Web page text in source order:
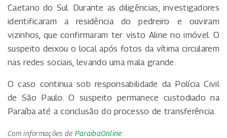
Caetano do Sul. Durante as diligências, investigadores
identificaram a residência do pedreiro e ouviram
vizinhos, que confirmaram ter visto Aline no imóvel. O
suspeito deixou o local após fotos da vítima circularem
nas redes sociais, levando uma mala grande.
O caso continua sob responsabilidade da Polícia Civil
de São Paulo. O suspeito permanece custodiado na
Paraíba até a conclusão do processo de transferência.
Com informações de ParaibaOnline